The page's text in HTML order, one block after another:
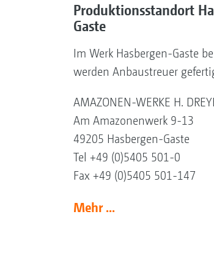
Produktionsstandort
Gaste
Im Werk Hasbergen-Gaste
werden Anbaustreuer
AMAZONEN-WERKE H.
Am Amazonenwerk 9-13
49205 Hasbergen-Gaste
Tel +49 (0)5405 501-0
Fax +49 (0)5405 501-147
Mehr ...